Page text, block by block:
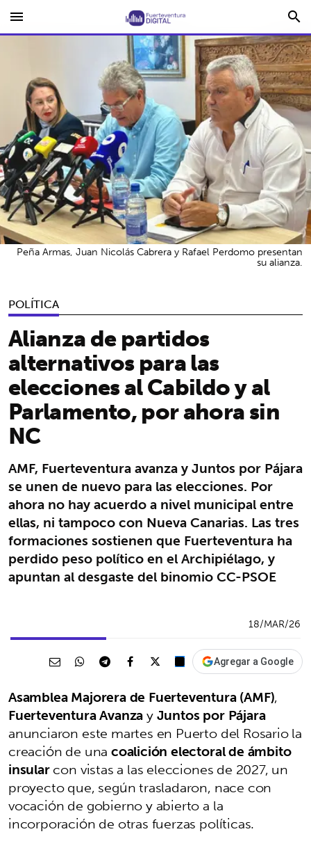
menu search
POLÍTICA
Alianza de partidos
alternativos para las
elecciones al Cabildo y al
Parlamento, por ahora sin
NC
AMF, Fuerteventura avanza y Juntos por Pájara
se unen de nuevo para las elecciones. Por
ahora no hay acuerdo a nivel municipal entre
ellas, ni tampoco con Nueva Canarias. Las tres
formaciones sostienen que Fuerteventura ha
perdido peso político en el Archipiélago, y
apuntan al desgaste del binomio CC-PSOE
Peña Armas, Juan Nicolás Cabrera y Rafael Perdomo presentan
su alianza.
18/MAR/26
Agregar a Google
Asamblea Majorera de Fuerteventura (AMF),
Fuerteventura AvanzayJuntos por Pájara
anunciaron este martes en Puerto del Rosario la
creación de unacoalición electoral de ámbito
insularcon vistas a las elecciones de 2027, un
proyecto que, según trasladaron, nace con
vocación de gobierno y abierto a la
incorporación de otras fuerzas políticas.